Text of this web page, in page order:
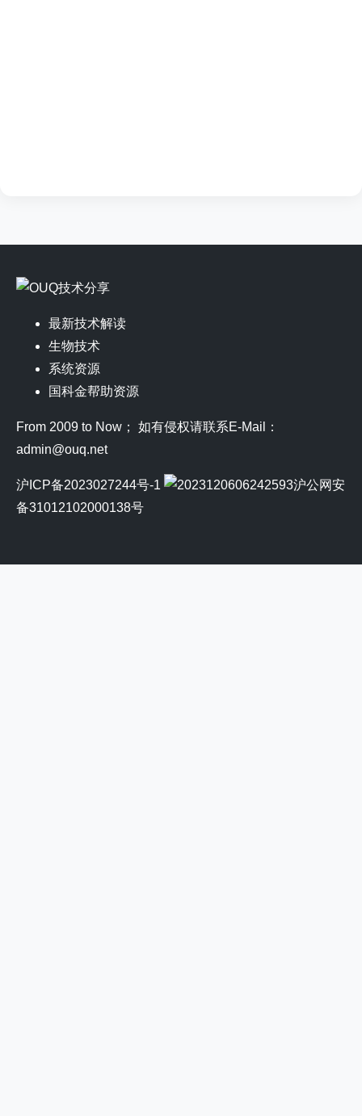
最新技术解读
生物技术
系统资源
国科金帮助资源
From 2009 to Now； 如有侵权请联系E-Mail：
admin@ouq.net
沪ICP备2023027244号-1
沪公网安
备31012102000138号